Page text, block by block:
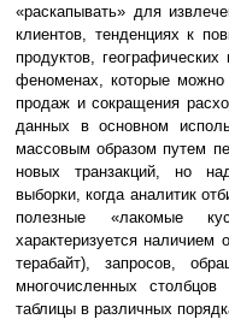
«раскапывать» для
клиентов, тенденциях к
продуктов,
феноменах, которые можно
продаж и сокращения
данных в основном
массовым образом путем
новых транзакций, но
выборки, когда аналитик
полезные «лакомые
характеризуется наличием
терабайт), запросов,
многочисленных
таблицы в различных